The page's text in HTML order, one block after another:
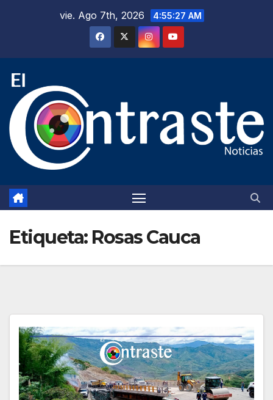
vie. Ago 7th, 2026 4:55:28 AM
Etiqueta: Rosas Cauca